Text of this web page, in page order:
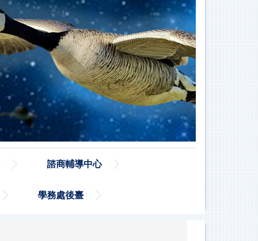
諮商輔導中心
學務處後臺